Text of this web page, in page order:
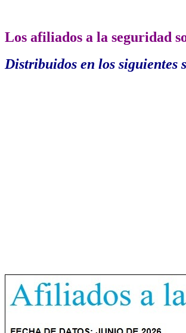
Los afiliados a la seguridad
Distribuidos en los siguientes